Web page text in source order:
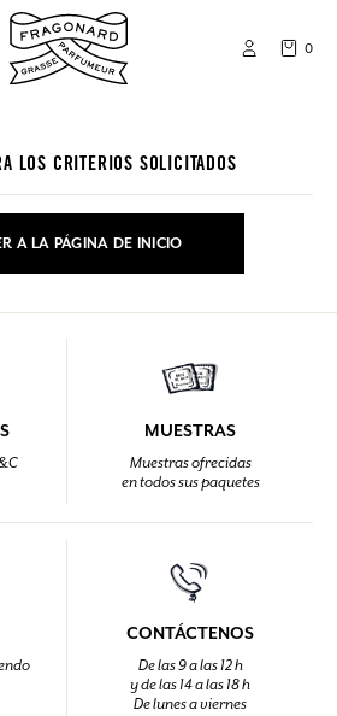
0
LOS CRITERIOS SOLICITADOS
A LA PÁGINA DE INICIO
MUESTRAS
Muestras ofrecidas
en todos sus paquetes
CONTÁCTENOS
De las 9 a las 12 h
y de las 14 a las 18 h
De lunes a viernes